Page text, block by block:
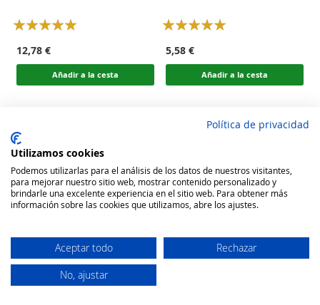
Rating:
12,78 €
Añadir a la cesta
Rating:
5,58 €
Añadir a la cesta
Política de privacidad
Utilizamos cookies
Podemos utilizarlas para el análisis de los datos de nuestros visitantes,
para mejorar nuestro sitio web, mostrar contenido personalizado y
brindarle una excelente experiencia en el sitio web. Para obtener más
información sobre las cookies que utilizamos, abre los ajustes.
Aceptar todo Rechazar
No, ajustar